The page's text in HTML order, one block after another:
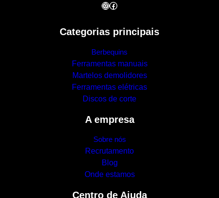
InstagramFacebook
Categorias principais
Berbequins
Ferramentas manuais
Martelos demolidores
Ferramentas elétricas
Discos de corte
A empresa
Sobre nós
Recrutamento
Blog
Onde estamos
Centro de Ajuda